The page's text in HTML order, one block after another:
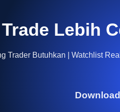
Trade Lebih
Trader Butuhkan | Watchlist